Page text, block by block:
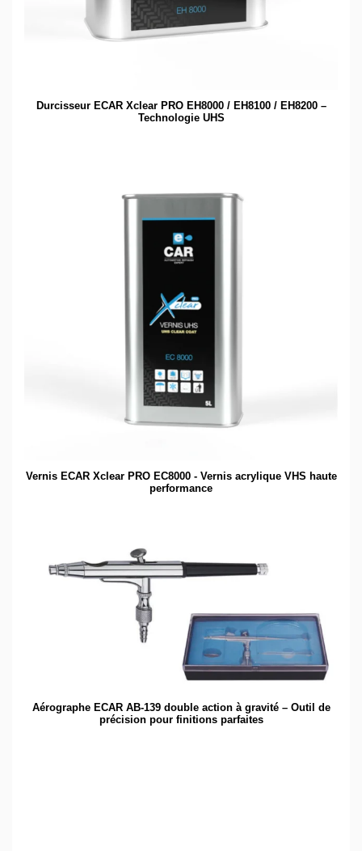
Durcisseur ECAR Xclear PRO EH8000 / EH8100 / EH8200 –
Technologie UHS
Vernis ECAR Xclear PRO EC8000 - Vernis acrylique VHS haute
performance
Aérographe ECAR AB-139 double action à gravité – Outil de
précision pour finitions parfaites